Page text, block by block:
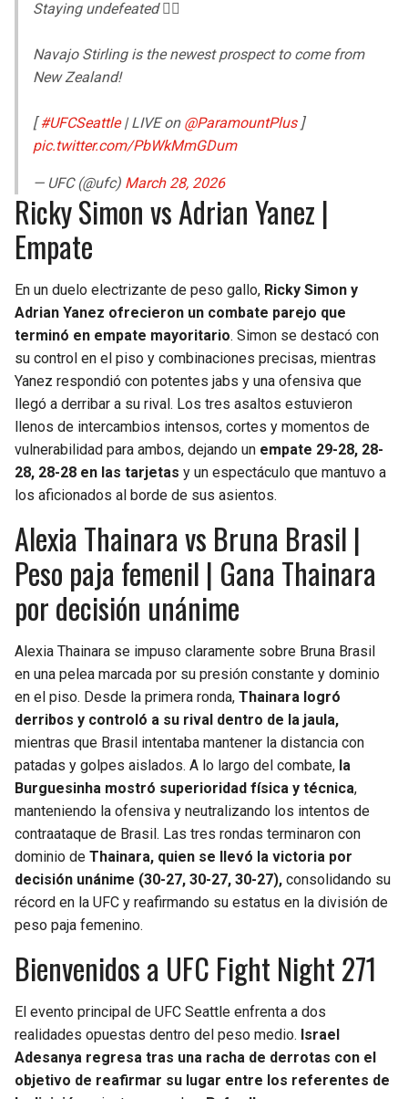
Staying undefeated 😮‍💨
Navajo Stirling is the newest prospect to come from
New Zealand!
[#UFCSeattle| LIVE on @ParamountPlus]
pic.twitter.com/PbWkMmGDum
— UFC (@ufc) March 28, 2026
Ricky Simon vs Adrian Yanez |
Empate
En un duelo electrizante de peso gallo, Ricky Simon y
Adrian Yanez ofrecieron un combate parejo que
terminó en empate mayoritario. Simon se destacó con
su control en el piso y combinaciones precisas, mientras
Yanez respondió con potentes jabs y una ofensiva que
llegó a derribar a su rival. Los tres asaltos estuvieron
llenos de intercambios intensos, cortes y momentos de
vulnerabilidad para ambos, dejando un empate 29-28, 28-
28, 28-28 en las tarjetas y un espectáculo que mantuvo a
los aficionados al borde de sus asientos.
Alexia Thainara vs Bruna Brasil |
Peso paja femenil | Gana Thainara
por decisión unánime
Alexia Thainara se impuso claramente sobre Bruna Brasil
en una pelea marcada por su presión constante y dominio
en el piso. Desde la primera ronda, Thainara logró
derribos y controló a su rival dentro de la jaula,
mientras que Brasil intentaba mantener la distancia con
patadas y golpes aislados. A lo largo del combate, la
Burguesinha mostró superioridad física y técnica,
manteniendo la ofensiva y neutralizando los intentos de
contraataque de Brasil. Las tres rondas terminaron con
dominio de Thainara, quien se llevó la victoria por
decisión unánime (30-27, 30-27, 30-27), consolidando su
récord en la UFC y reafirmando su estatus en la división de
peso paja femenino.
Bienvenidos a UFC Fight Night 271
El evento principal de UFC Seattle enfrenta a dos
realidades opuestas dentro del peso medio. Israel
Adesanya regresa tras una racha de derrotas con el
objetivo de reafirmar su lugar entre los referentes de